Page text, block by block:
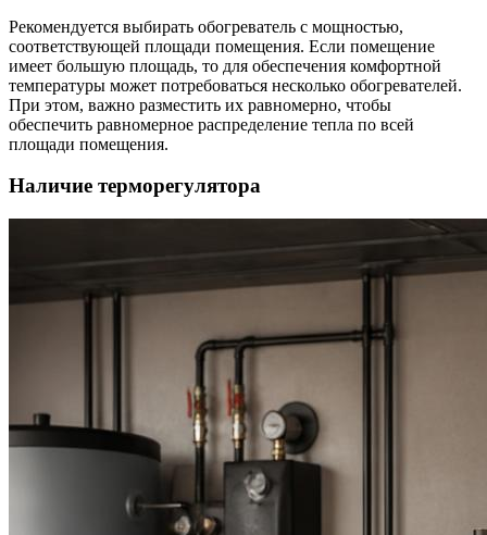
Рекомендуется выбирать обогреватель с мощностью,
соответствующей площади помещения. Если помещение
имеет большую площадь, то для обеспечения комфортной
температуры может потребоваться несколько обогревателей.
При этом, важно разместить их равномерно, чтобы
обеспечить равномерное распределение тепла по всей
площади помещения.
Наличие терморегулятора